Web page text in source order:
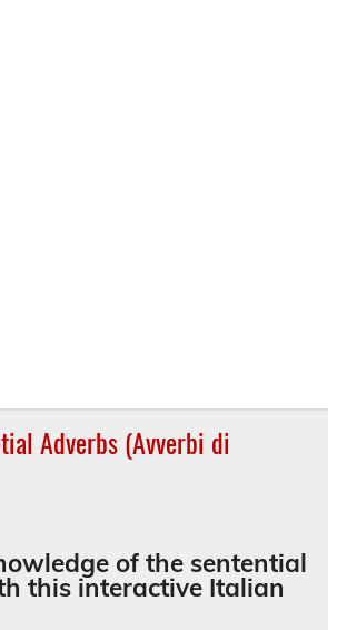
Adverbs (Avverbi di
of the sentential
this interactive Italian